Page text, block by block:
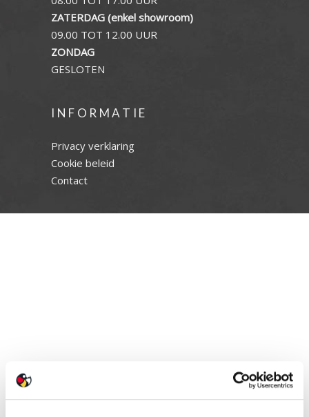
ZATERDAG (enkel showroom)
09.00 TOT 12.00 UUR
ZONDAG
GESLOTEN
INFORMATIE
Privacy verklaring
Cookie beleid
Contact